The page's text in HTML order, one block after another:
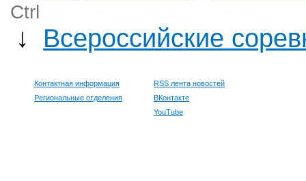
Ctrl
↓ Всероссийские
Контактная информация
Региональные отделения
RSS лента новостей
ВКонтакте
YouTube